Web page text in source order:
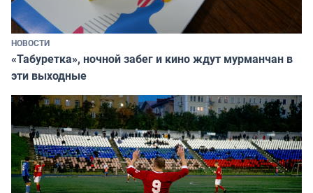
НОВОСТИ
«Табуретка», ночной забег и кино ждут мурманчан в
эти выходные